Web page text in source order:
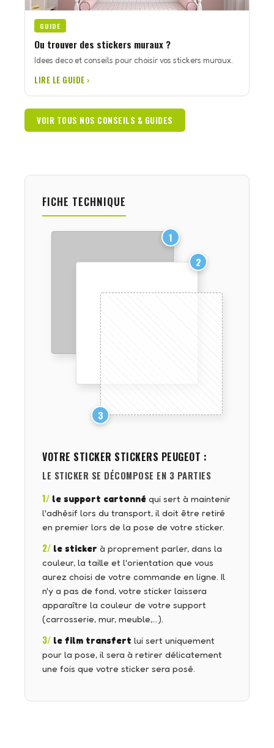
GUIDE
Ou trouver des stickers muraux ?
Idees deco et conseils pour choisir vos stickers muraux.
LIRE LE GUIDE ›
VOIR TOUS NOS CONSEILS & GUIDES
FICHE TECHNIQUE
1
2
3
VOTRE STICKER STICKERS PEUGEOT :
LE STICKER SE DÉCOMPOSE EN 3 PARTIES
1/ le support cartonné qui sert à maintenir
l'adhésif lors du transport, il doit être retiré
en premier lors de la pose de votre sticker.
2/ le sticker à proprement parler, dans la
couleur, la taille et l'orientation que vous
aurez choisi de votre commande en ligne. Il
n'y a pas de fond, votre sticker laissera
apparaître la couleur de votre support
(carrosserie, mur, meuble,…).
3/ le film transfert lui sert uniquement
pour la pose, il sera à retirer délicatement
une fois que votre sticker sera posé.